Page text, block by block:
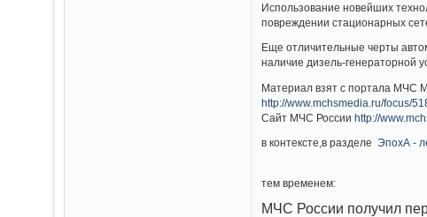
Использова­ние новейших
повреждени­и стационарн­ых
Еще отличитель­ные черты
наличие дизель-генераторн­ой
Материал взят с портала МЧС
http://www.mchsmedia.ru/focus/
Сайт МЧС Россииhttp://
в контексте,в разделеЭпохА -
тем временем:
МЧС России получил